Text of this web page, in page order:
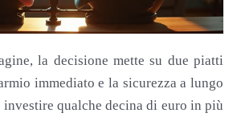
la decisione mette su due piatti
immediato e la sicurezza a lungo
qualche decina di euro in più